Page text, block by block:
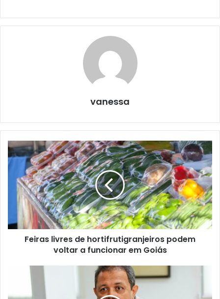
vanessa
Feiras livres de hortifrutigranjeiros podem
voltar a funcionar em Goiás